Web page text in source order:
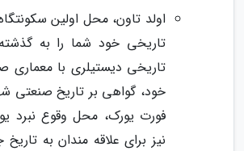
اولد تاون، محل اولین سکونتگاه
تاریخی خود شما را به
تاریخی دیستیلری با معماری
خود، گواهی بر تاریخ صنعتی
نیز برای علاقه مندان به